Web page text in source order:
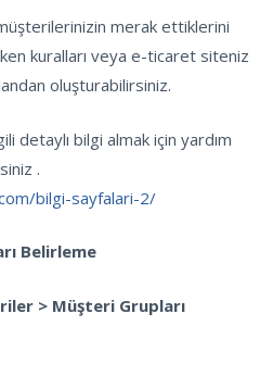
müşterilerinizin merak ettiklerini
kuralları veya e-ticaret siteniz
oluşturabilirsiniz.
detaylı bilgi almak için yardım
.
bilgi-sayfalari-2/
Belirleme
> Müşteri Grupları